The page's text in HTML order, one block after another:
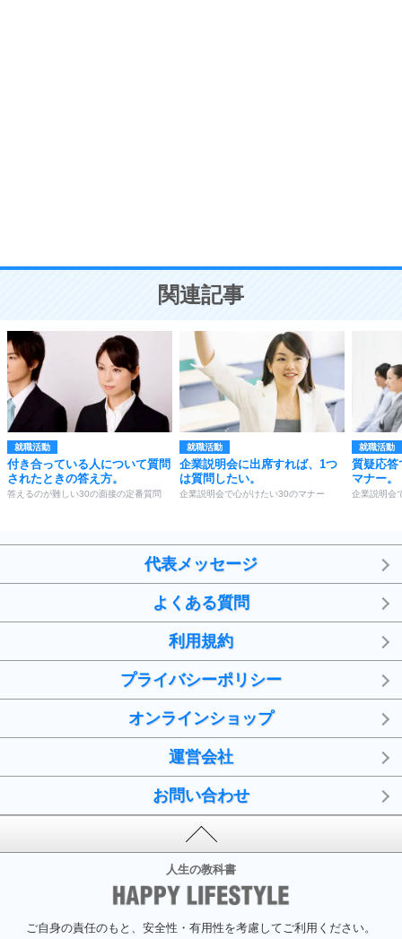
ことが大切。
関連記事
就職活動
付き合っている人について質問
されたときの答え方。
答えるのが難しい30の面接の定番質問
就職活動
企業説明会に出席すれば、1つ
は質問したい。
企業説明会で心がけたい30のマナー
就職活動
質疑応答
マナー。
企業説明会
代表メッセージ
よくある質問
利用規約
プライバシーポリシー
オンラインショップ
運営会社
お問い合わせ
人生の教科書
ご自身の責任のもと、安全性・有用性を考慮してご利用ください。